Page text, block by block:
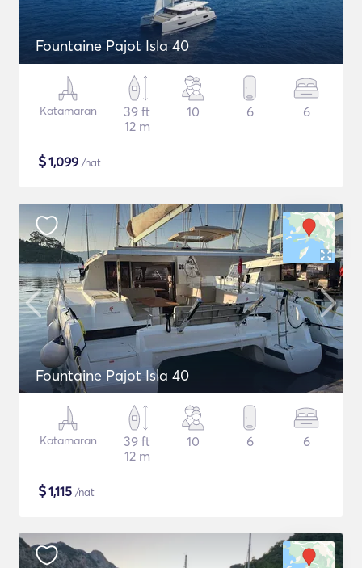
Fountaine Pajot Isla 40
Katamaran
39 ft
12 m
10 6 6
$1,099 /nat
Fountaine Pajot Isla 40
Katamaran
39 ft
12 m
10 6 6
$1,115 /nat